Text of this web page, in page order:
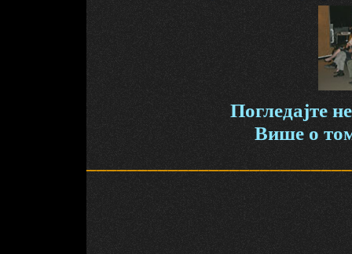
Погледајте
Више о